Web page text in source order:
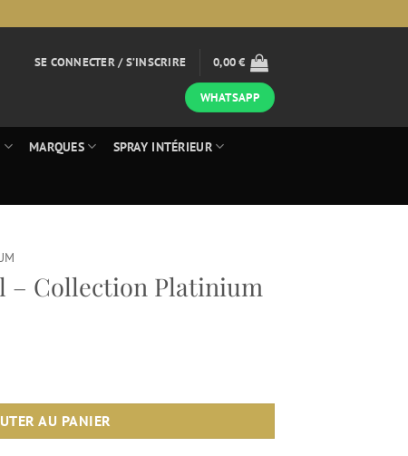
SE CONNECTER / S’INSCRIRE 0,00€
WHATSAPP
MARQUES SPRAY INTÉRIEUR
– Collection Platinium
AU PANIER